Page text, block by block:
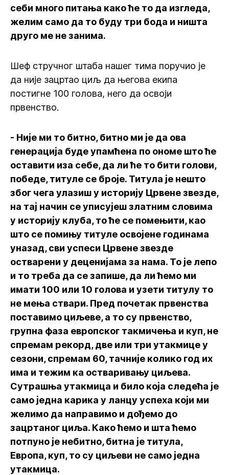
себи много питања како ће то да изгледа,
желим само да то буду три бода и ништа
друго ме не занима.
Шеф стручног штаба нашег тима поручио је
да није зацртао циљ да његова екипа
постигне 100 голова, него да освоји
првенство.
- Није ми то битно, битно ми је да ова
генерација буде упамћена по ономе што ће
оставити иза себе, да ли ће то бити голови,
победе, титуле се броје. Титула је нешто
због чега улазиш у историју Црвене звезде,
на тај начин се уписујеш златним словима
у историју клуба, то ће се помењити, као
што се помињу титуле освојене годинама
уназад, сви успеси Црвене звезде
остварени у деценијама за нама. То је лепо
и то треба да се запише, да ли ћемо ми
имати 100 или 10 голова и узети титулу то
не мења ствари. Пред почетак првенства
поставимо циљеве, а то су првенство,
групна фаза европског такмичења и куп, не
спремам рекорд, две или три утакмице у
сезони, спремам 60, тачније колико год их
има и тежим ка остваривању циљева.
Сутрашња утакмица и било која следећа је
само једна карика у ланцу успеха који ми
желимо да направимо и дођемо до
зацртаног циља. Како ћемо и шта ћемо
потпуно је небитно, битна је титула,
Европа, куп, то су циљеви не само једна
утакмица.